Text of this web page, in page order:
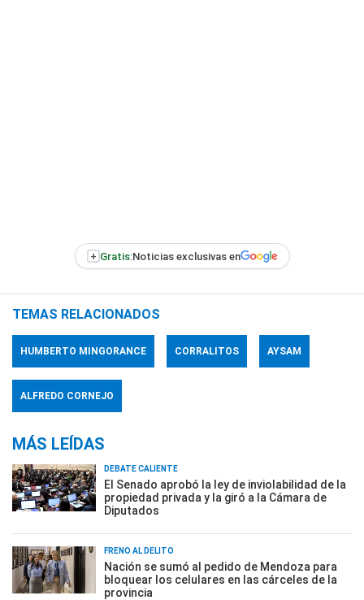
+ Gratis:Noticias exclusivas en
TEMAS RELACIONADOS
HUMBERTO MINGORANCE CORRALITOS AYSAM
ALFREDO CORNEJO
MÁS LEÍDAS
DEBATE CALIENTE
El Senado aprobó la ley de inviolabilidad de la
propiedad privada y la giró a la Cámara de
Diputados
FRENO AL DELITO
Nación se sumó al pedido de Mendoza para
bloquear los celulares en las cárceles de la
provincia